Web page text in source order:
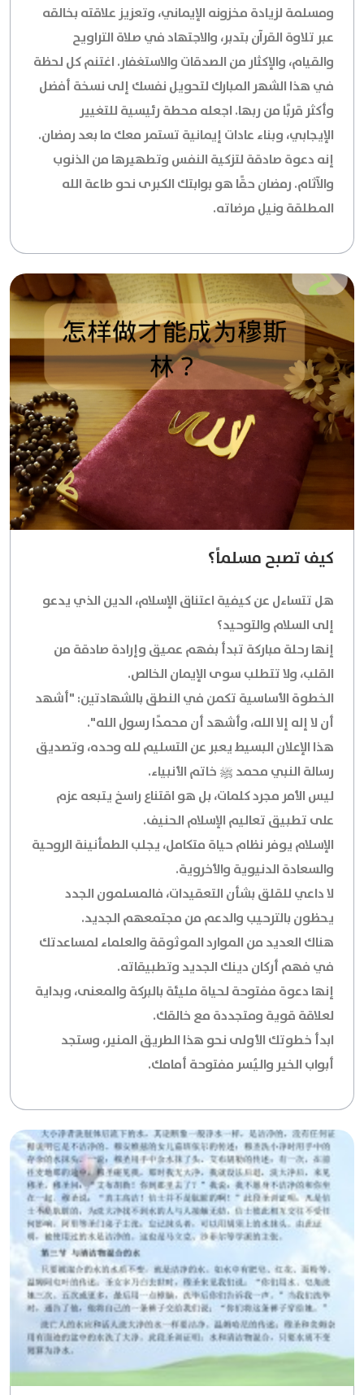
ومسلمة لزيادة مخزونه الإيماني، وتعزيز علاقته بخالقه
عبر تلاوة القرآن بتدبر، والاجتهاد في صلاة التراويح
والقيام، والإكثار من الصدقات والاستغفار. اغتنم كل لحظة
في هذا الشهر المبارك لتحويل نفسك إلى نسخة أفضل
وأكثر قربًا من ربها. اجعله محطة رئيسية للتغيير
الإيجابي، وبناء عادات إيمانية تستمر معك ما بعد رمضان.
إنه دعوة صادقة لتزكية النفس وتطهيرها من الذنوب
والآثام. رمضان حقًا هو بوابتك الكبرى نحو طاعة الله
المطلقة ونيل مرضاته.
كيف تصبح مسلماً؟
هل تتساءل عن كيفية اعتناق الإسلام، الدين الذي يدعو
إلى السلام والتوحيد؟
إنها رحلة مباركة تبدأ بفهم عميق وإرادة صادقة من
القلب، ولا تتطلب سوى الإيمان الخالص.
الخطوة الأساسية تكمن في النطق بالشهادتين: "أشهد
أن لا إله إلا الله، وأشهد أن محمدًا رسول الله".
هذا الإعلان البسيط يعبر عن التسليم لله وحده، وتصديق
رسالة النبي محمد ﷺ خاتم الأنبياء.
ليس الأمر مجرد كلمات، بل هو اقتناع راسخ يتبعه عزم
على تطبيق تعاليم الإسلام الحنيف.
الإسلام يوفر نظام حياة متكامل، يجلب الطمأنينة الروحية
والسعادة الدنيوية والأخروية.
لا داعي للقلق بشأن التعقيدات، فالمسلمون الجدد
يحظون بالترحيب والدعم من مجتمعهم الجديد.
هناك العديد من الموارد الموثوقة والعلماء لمساعدتك
في فهم أركان دينك الجديد وتطبيقاته.
إنها دعوة مفتوحة لحياة مليئة بالبركة والمعنى، وبداية
لعلاقة قوية ومتجددة مع خالقك.
ابدأ خطوتك الأولى نحو هذا الطريق المنير، وستجد
أبواب الخير واليُسر مفتوحة أمامك.